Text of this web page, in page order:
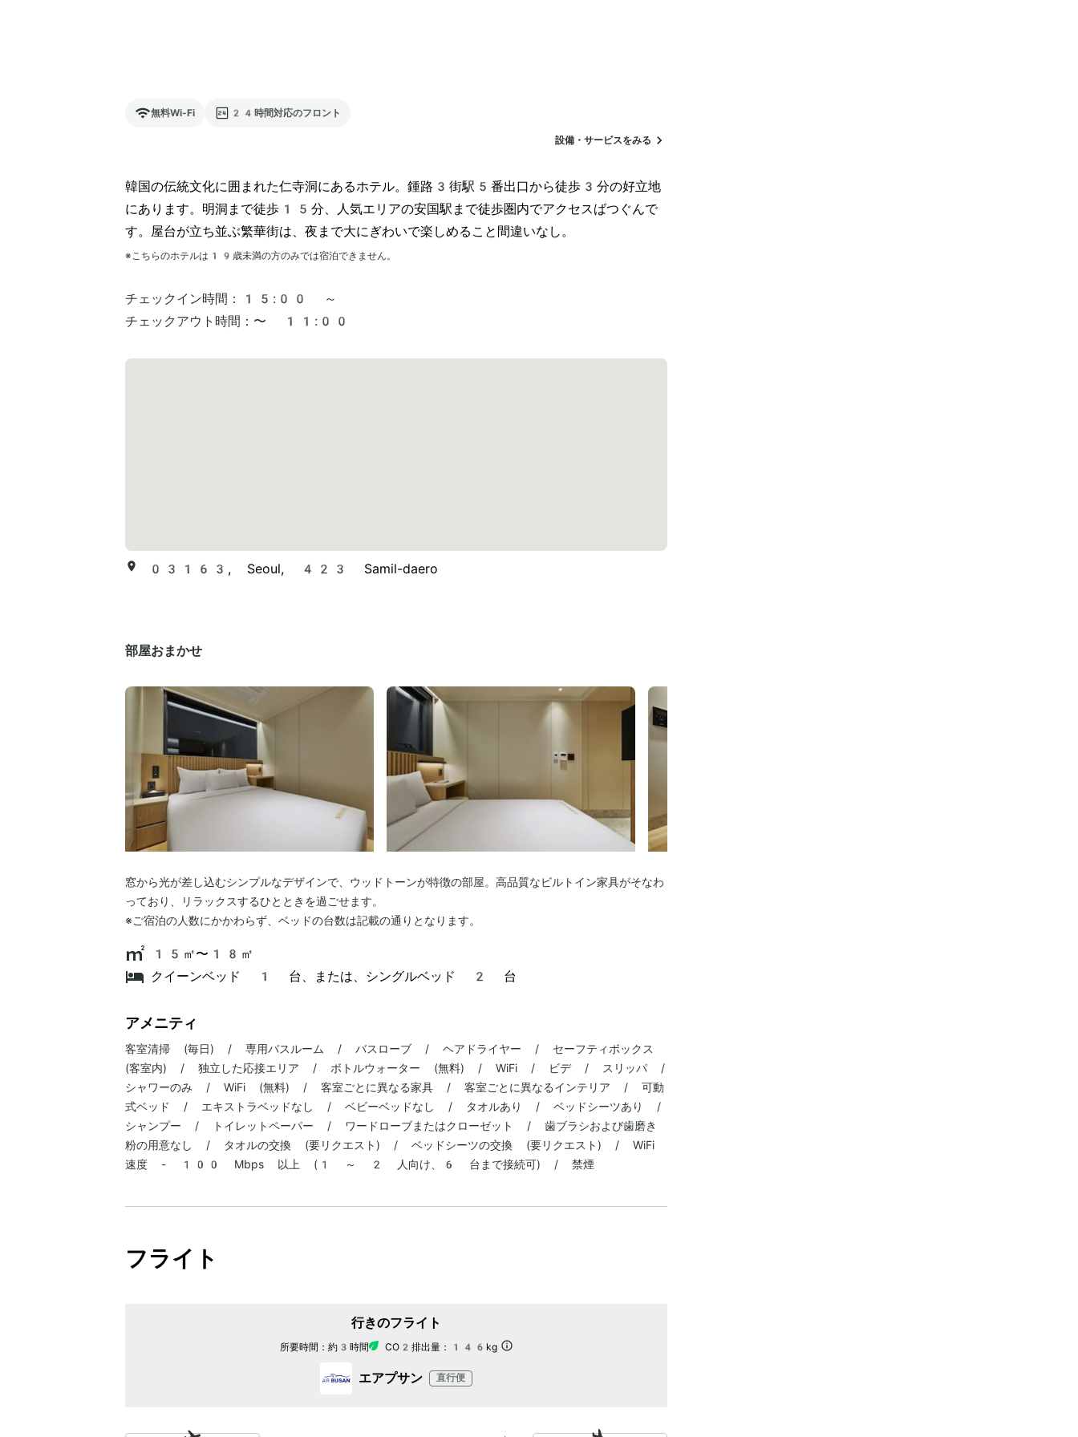
無料Wi-Fi 24時間対応のフロント
設備・サービスをみる
韓国の伝統文化に囲まれた仁寺洞にあるホテル。鍾路3街駅5番出口から徒歩3分の好立地
にあります。明洞まで徒歩15分、人気エリアの安国駅まで徒歩圏内でアクセスばつぐんで
す。屋台が立ち並ぶ繁華街は、夜まで大にぎわいで楽しめること間違いなし。
※こちらのホテルは 19 歳未満の方のみでは宿泊できません。
チェックイン時間：
15:00 ～
チェックアウト時間： 〜 11:00
03163, Seoul, 423 Samil-daero
部屋おまかせ
窓から光が差し込むシンプルなデザインで、ウッドトーンが特徴の部屋。高品質なビルトイン家具がそなわ
っており、リラックスするひとときを過ごせます。
※ご宿泊の人数にかかわらず、ベッドの台数は記載の通りとなります。
15㎡〜18㎡
クイーンベッド 1 台、または、シングルベッド 2 台
アメニティ
客室清掃 (毎日) / 専用バスルーム / バスローブ / ヘアドライヤー / セーフティボックス
(客室内) / 独立した応接エリア / ボトルウォーター (無料) / WiFi / ビデ / スリッパ /
シャワーのみ / WiFi (無料) / 客室ごとに異なる家具 / 客室ごとに異なるインテリア / 可動
式ベッド / エキストラベッドなし / ベビーベッドなし / タオルあり / ベッドシーツあり /
シャンプー / トイレットペーパー / ワードローブまたはクローゼット / 歯ブラシおよび歯磨き
粉の用意なし / タオルの交換 (要リクエスト) / ベッドシーツの交換 (要リクエスト) / WiFi
速度 - 100 Mbps 以上 (1 ～ 2 人向け、6 台まで接続可) / 禁煙
フライト
行きのフライト
所要時間： 約3時間 CO2排出量： 146kg
エアプサン 直行便